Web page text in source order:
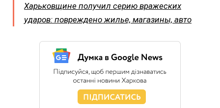
Харьковщине получил серию вражеских
ударов: повреждено жилье, магазины, авто